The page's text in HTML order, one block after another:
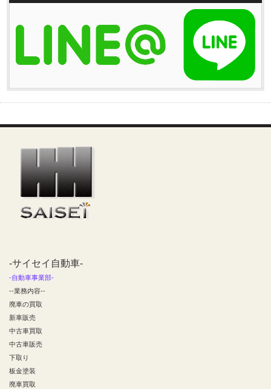
-サイセイ自動車-
-自動車事業部-
--業務内容--
廃車の買取
新車販売
中古車買取
中古車販売
下取り
板金塗装
廃車買取